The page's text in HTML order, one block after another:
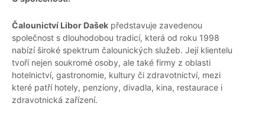
Čalounictví Libor Dašek představuje zavedenou
společnost s dlouhodobou tradicí, která od roku 1998
nabízí široké spektrum čalounických služeb. Její klientelu
tvoří nejen soukromé osoby, ale také firmy z oblasti
hotelnictví, gastronomie, kultury či zdravotnictví, mezi
které patří hotely, penziony, divadla, kina, restaurace i
zdravotnická zařízení.